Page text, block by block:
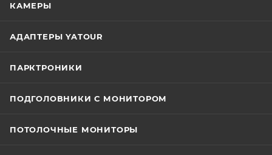
КАМЕРЫ
АДАПТЕРЫ YATOUR
ПАРКТРОНИКИ
ПОДГОЛОВНИКИ С МОНИТОРОМ
ПОТОЛОЧНЫЕ МОНИТОРЫ